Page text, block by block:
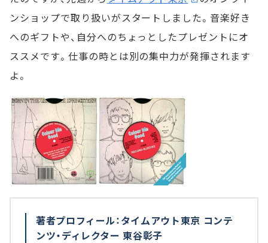
ンショップで取り扱いがスタートしました。音楽好き
へのギフトや、自分へのちょっとしたプレゼントにオ
ススメです。仕事の時とは別の集中力が発揮されます
よ。
著者プロフィール：タイムアウト東京 コンテ
ンツ・ディレクター 東谷彰子